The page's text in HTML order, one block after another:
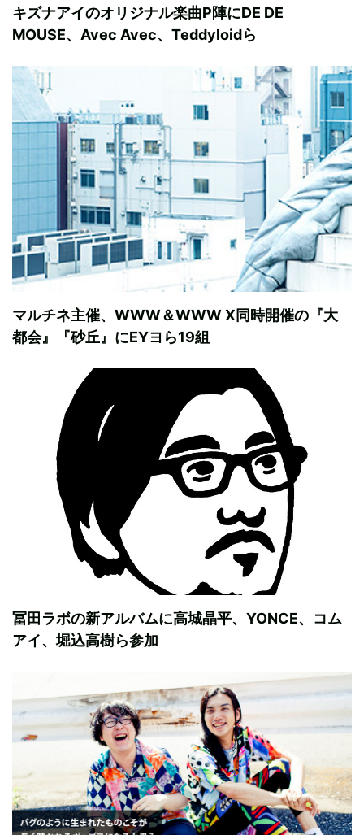
キズナアイのオリジナル楽曲P陣にDE DE
MOUSE、Avec Avec、Teddyloidら
マルチネ主催、WWW＆WWW X同時開催の『大
都会』『砂丘』にEYヨら19組
冨田ラボの新アルバムに高城晶平、YONCE、コム
アイ、堀込高樹ら参加